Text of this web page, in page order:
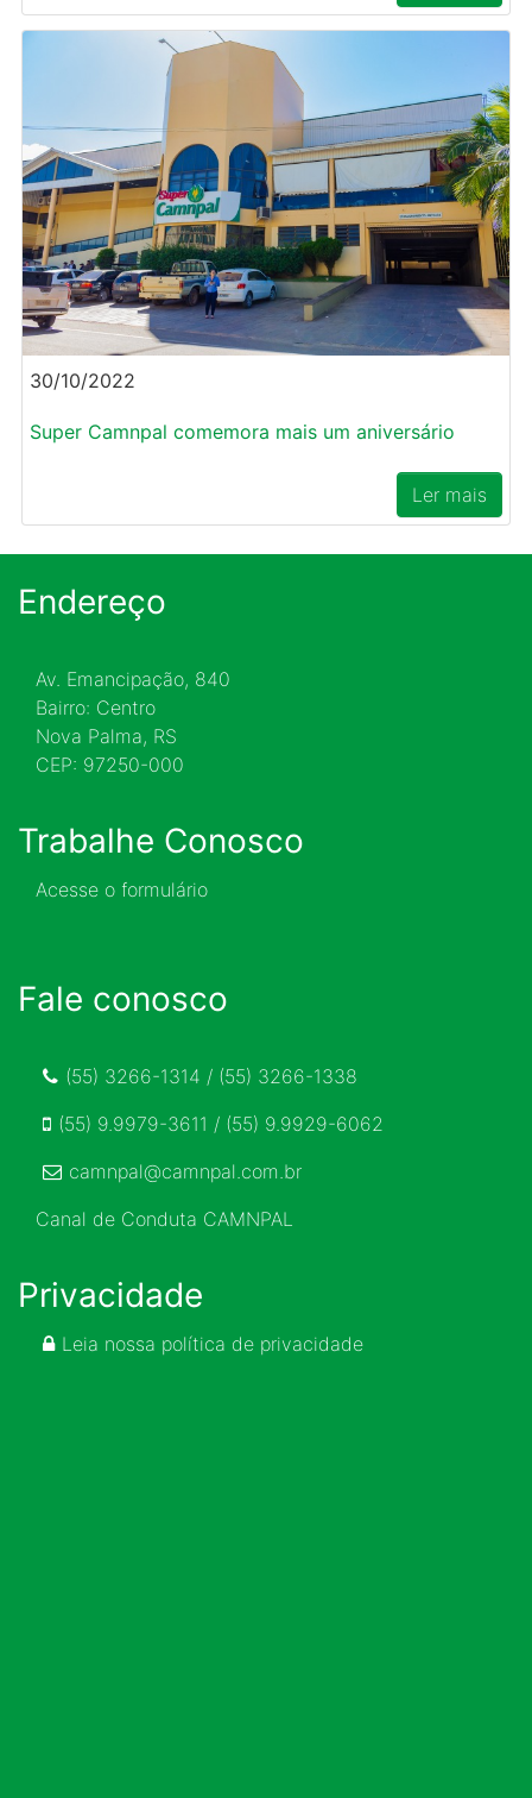
30/10/2022
Super Camnpal comemora mais um aniversário
Ler mais
Endereço
Av. Emancipação, 840
Bairro: Centro
Nova Palma, RS
CEP: 97250-000
Trabalhe Conosco
Acesse o formulário
Fale conosco
(55) 3266-1314 / (55) 3266-1338
(55) 9.9979-3611 / (55) 9.9929-6062
camnpal@camnpal.com.br
Canal de Conduta CAMNPAL
Privacidade
Leia nossa política de privacidade